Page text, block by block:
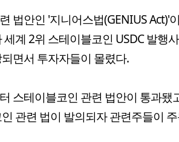
법안인 '지니어스법(GENIUS Act)'
계 2위 스테이블코인 USDC 발행
면서 투자자들이 몰렸다.
스테이블코인 관련 법안이 통과됐
관련 법이 발의되자 관련주들이